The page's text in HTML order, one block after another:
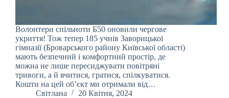
Волонтери спільноти Б50 оновили чергове
укриття! Тож тепер 185 учнів Заворицької
гімназії (Броварського району Київської області)
мають безпечний і комфортний простір, де
можна не лише пересиджувати повітряні
тривоги, а й вчитися, гратися, спілкуватися.
Кошти на цей об’єкт ми отримали від…
Світлана
20 Квітня, 2024